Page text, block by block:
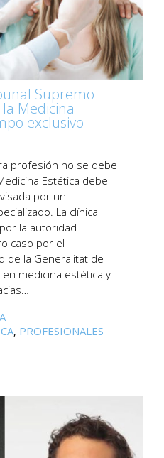
Supremo
Medicina
exclusivo
profesión no se debe
Estética debe
por un
La clínica
la autoridad
caso por el
de la Generalitat de
medicina estética y
, PROFESIONALES